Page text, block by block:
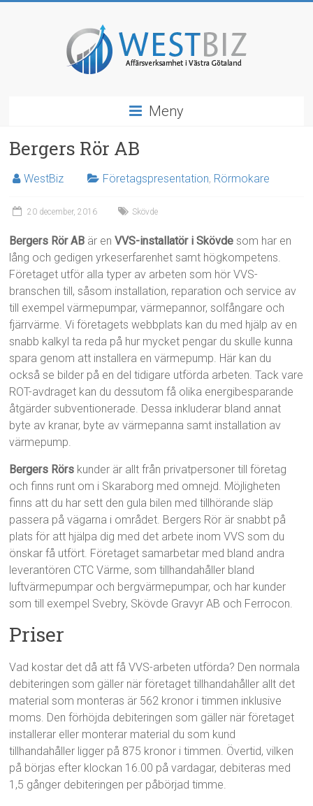
Näringsliv
Västra
Götaland
Meny
Bergers Rör AB
WestBiz Företagspresentation, Rörmokare
20 december, 2016 Skövde
Bergers Rör AB är enVVS-installatör i Skövde som har en
lång och gedigen yrkeserfarenhet samt högkompetens.
Företaget utför alla typer av arbeten som hör VVS-
branschen till, såsom installation, reparation och service av
till exempel värmepumpar, värmepannor, solfångare och
fjärrvärme. Vi företagets webbplats kan du med hjälp av en
snabb kalkyl ta reda på hur mycket pengar du skulle kunna
spara genom att installera en värmepump. Här kan du
också se bilder på en del tidigare utförda arbeten. Tack vare
ROT-avdraget kan du dessutom få olika energibesparande
åtgärder subventionerade. Dessa inkluderar bland annat
byte av kranar, byte av värmepanna samt installation av
värmepump.
Bergers Rörs kunder är allt från privatpersoner till företag
och finns runt om i Skaraborg med omnejd. Möjligheten
finns att du har sett den gula bilen med tillhörande släp
passera på vägarna i området. Bergers Rör är snabbt på
plats för att hjälpa dig med det arbete inom VVS som du
önskar få utfört. Företaget samarbetar med bland andra
leverantören CTC Värme, som tillhandahåller bland
luftvärmepumpar och bergvärmepumpar, och har kunder
som till exempel Svebry, Skövde Gravyr AB och Ferrocon.
Priser
Vad kostar det då att få VVS-arbeten utförda? Den normala
debiteringen som gäller när företaget tillhandahåller allt det
material som monteras är 562 kronor i timmen inklusive
moms. Den förhöjda debiteringen som gäller när företaget
installerar eller monterar material du som kund
tillhandahåller ligger på 875 kronor i timmen. Övertid, vilken
på börjas efter klockan 16.00 på vardagar, debiteras med
1,5 gånger debiteringen per påbörjad timme.